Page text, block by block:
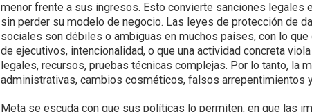
menor frente a sus ingresos. Esto convierte sanciones
sin perder su modelo de negocio. Las leyes de protección de
sociales son débiles o ambiguas en muchos países, con lo
de ejecutivos, intencionalidad, o que una actividad concreta
legales, recursos, pruebas técnicas complejas. Por lo tanto, la
administrativas, cambios cosméticos, falsos arrepentimientos
Meta se escuda con que sus políticas lo permiten, en que las